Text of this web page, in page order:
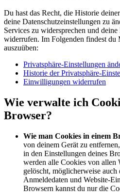
Du hast das Recht, die Historie
deine Datenschutzeinstellungen zu
Services zu widersprechen und
widerrufen. Im Folgenden findest du
auszuüben:
Privatsphäre-Einstellungen
Historie der Privatsphäre-
Einwilligungen widerrufen
Wie verwalte ich
Browser?
Wie man Cookies in einem
von deinem Gerät zu
in den Einstellungen deines
werden alle Cookies von allen
gelöscht, möglicherweise auch
Anmeldedaten und Website-
Browsern kannst du nur die